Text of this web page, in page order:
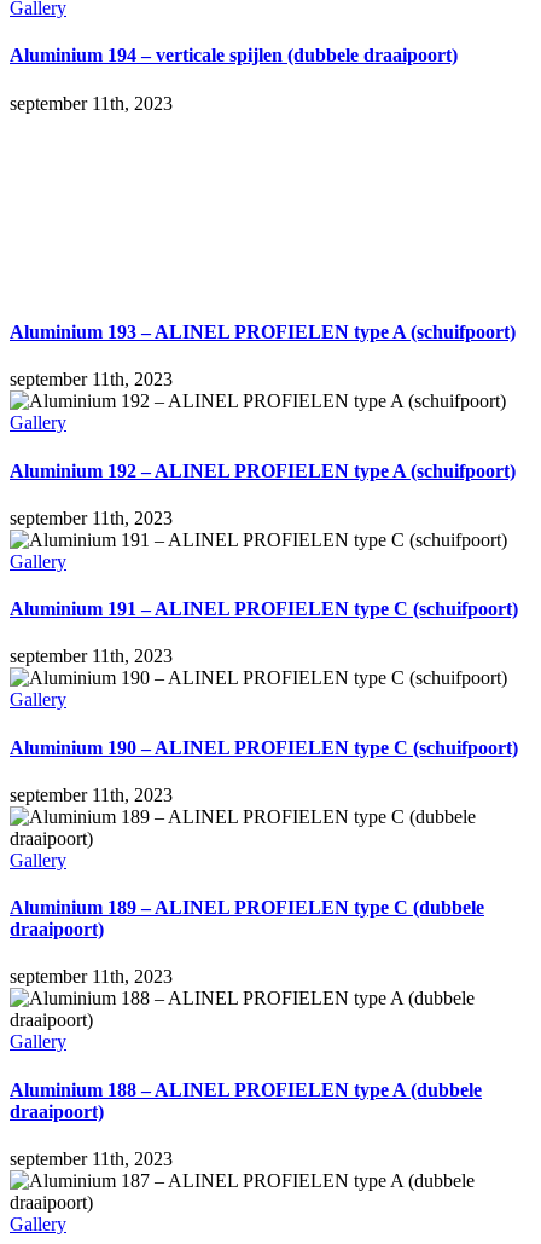
Gallery
Aluminium 194 – verticale spijlen (dubbele draaipoort)
september 11th, 2023
Aluminium 193 – ALINEL PROFIELEN type A (schuifpoort)
september 11th, 2023
Gallery
Aluminium 192 – ALINEL PROFIELEN type A (schuifpoort)
september 11th, 2023
Gallery
Aluminium 191 – ALINEL PROFIELEN type C (schuifpoort)
september 11th, 2023
Gallery
Aluminium 190 – ALINEL PROFIELEN type C (schuifpoort)
september 11th, 2023
Gallery
Aluminium 189 – ALINEL PROFIELEN type C (dubbele
draaipoort)
september 11th, 2023
Gallery
Aluminium 188 – ALINEL PROFIELEN type A (dubbele
draaipoort)
september 11th, 2023
Gallery